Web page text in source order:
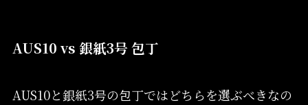
AUS10 vs 銀紙3号 包丁
AUS10と銀紙3号の包丁ではどちらを選ぶべきなの